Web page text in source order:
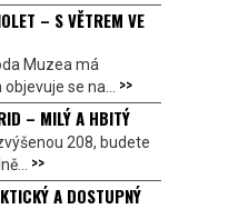
– S VĚTREM VE
Muzea má
se na... >>
– MILÝ A HBITÝ
208, budete
>>
A DOSTUPNÝ